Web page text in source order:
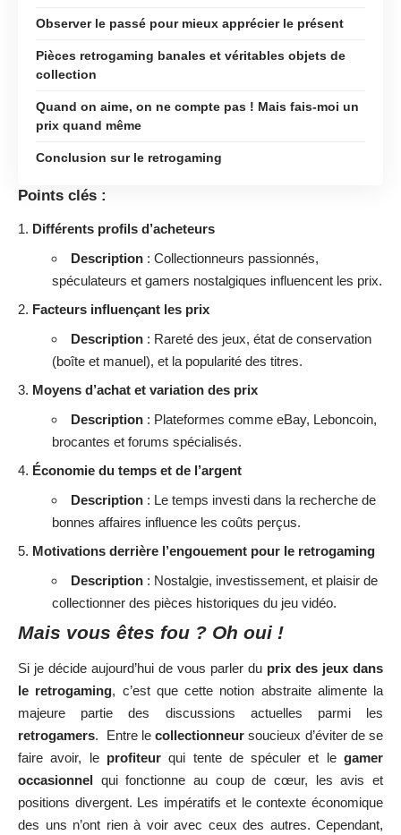
Observer le passé pour mieux apprécier le présent
Pièces retrogaming banales et véritables objets de
collection
Quand on aime, on ne compte pas ! Mais fais-moi un
prix quand même
Conclusion sur le retrogaming
Points clés :
Différents profils d’acheteurs
Description: Collectionneurs passionnés,
spéculateurs et gamers nostalgiques influencent les prix.
Facteurs influençant les prix
Description: Rareté des jeux, état de conservation
(boîte et manuel), et la popularité des titres.
Moyens d’achat et variation des prix
Description: Plateformes comme eBay, Leboncoin,
brocantes et forums spécialisés.
Économie du temps et de l’argent
Description: Le temps investi dans la recherche de
bonnes affaires influence les coûts perçus.
Motivations derrière l’engouement pour le retrogaming
Description: Nostalgie, investissement, et plaisir de
collectionner des pièces historiques du jeu vidéo.
Mais vous êtes fou ? Oh oui !
Si je décide aujourd’hui de vous parler du prix des jeux dans
le retrogaming, c’est que cette notion abstraite alimente la
majeure partie des discussions actuelles parmi les
retrogamers. Entre le collectionneur soucieux d’éviter de se
faire avoir, le profiteurqui tente de spéculer et legamer
occasionnel qui fonctionne au coup de cœur, les avis et
positions divergent. Les impératifs et le contexte économique
des uns n’ont rien à voir avec ceux des autres. Cependant,